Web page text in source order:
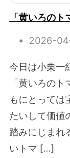
「黄いろのト
2026-
今日は小栗一
「黄いろの
もにとっては
たいして価値
踏みにじまれ
いトマ […]